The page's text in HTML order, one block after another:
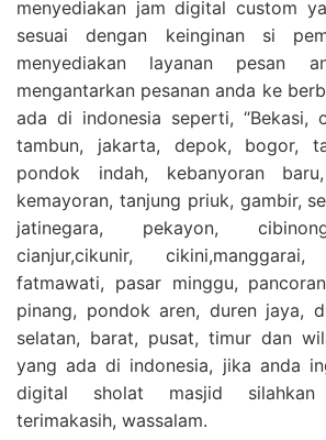
menyediakan jam digital custom
sesuai dengan keinginan si
menyediakan layanan pesan
mengantarkan pesanan anda ke
ada di indonesia seperti, “Bekasi,
tambun, jakarta, depok, bogor,
pondok indah, kebanyoran
kemayoran, tanjung priuk, gambir,
jatinegara, pekayon,
cianjur,cikunir,
fatmawati, pasar minggu,
pinang, pondok aren, duren jaya,
selatan, barat, pusat, timur dan
yang ada di indonesia, jika anda
digital sholat masjid
terimakasih, wassalam.